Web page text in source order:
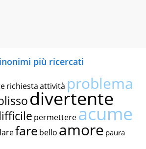
più ricercati
richiestaattività problema
divertente
permettereacume
fare bello amore paura